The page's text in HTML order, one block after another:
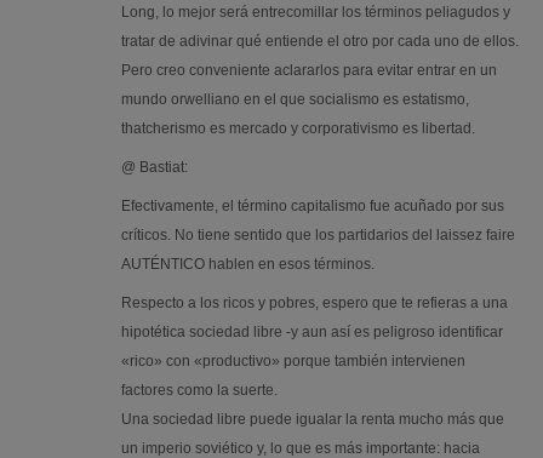
Long, lo mejor será entrecomillar los términos peliagudos y
tratar de adivinar qué entiende el otro por cada uno de ellos.
Pero creo conveniente aclararlos para evitar entrar en un
mundo orwelliano en el que socialismo es estatismo,
thatcherismo es mercado y corporativismo es libertad.
@ Bastiat:
Efectivamente, el término capitalismo fue acuñado por sus
críticos. No tiene sentido que los partidarios del laissez faire
AUTÉNTICO hablen en esos términos.
Respecto a los ricos y pobres, espero que te refieras a una
hipotética sociedad libre -y aun así es peligroso identificar
«rico» con «productivo» porque también intervienen
factores como la suerte.
Una sociedad libre puede igualar la renta mucho más que
un imperio soviético y, lo que es más importante: hacia